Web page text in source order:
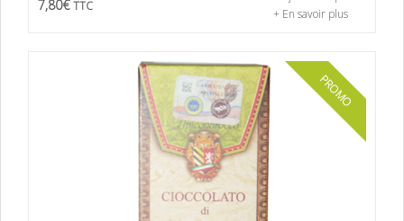
7,80€ TTC
+ En savoir plus
PROMO